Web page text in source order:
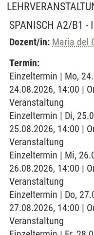
SPANISCH A2/B1 -
Dozent/in: Maria del
Termin:
Einzeltermin | Mo,
24.08.2026, 14:00 |
Veranstaltung
Einzeltermin | Di,
25.08.2026, 14:00 |
Veranstaltung
Einzeltermin | Mi,
26.08.2026, 14:00 |
Veranstaltung
Einzeltermin | Do,
27.08.2026, 14:00 |
Veranstaltung